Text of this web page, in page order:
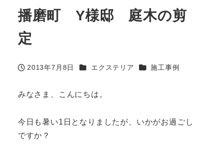
播磨町 Y様邸 庭木の剪
定
投稿日
2013年7月8日 カテゴリー
エクステリア カテゴリー
施工事例
みなさま、こんにちは。
今日も暑い1日となりましたが、いかがお過ごし
ですか？